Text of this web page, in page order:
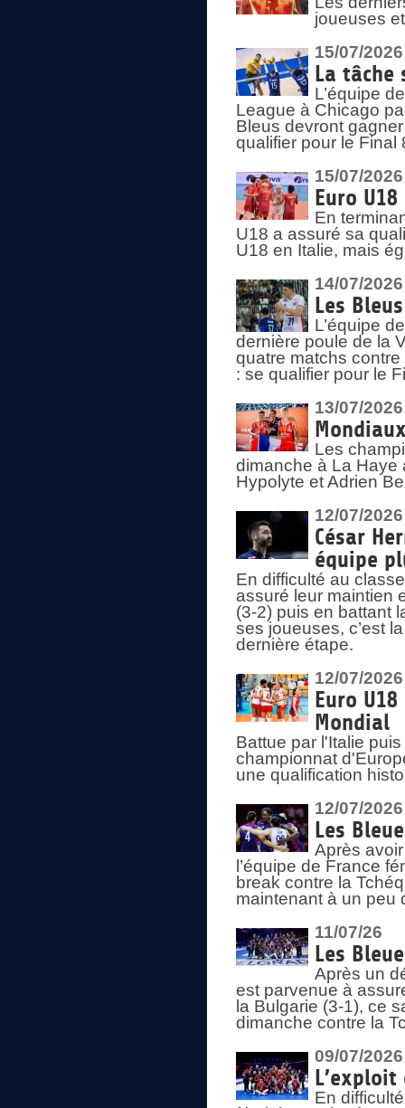
joueuses
15/07/2026
La tâche
L’équipe
League à Chicago
Bleus devront
qualifier pour le Final
15/07/2026
Euro
En
U18 a assuré sa
U18 en Italie, mais
14/07/2026
Les
L’équipe
dernière poule de la
quatre matchs
: se qualifier pour le
13/07/2026
Les
dimanche à La Haye
Hypolyte et Adrien
12/07/2026
César
équipe
En difficulté au
assuré leur maintien
(3-2) puis en battant
ses joueuses, c’est
dernière étape.
12/07/2026
Euro
Mondial
Battue par l'Italie
championnat
une qualification
12/07/2026
Les
Après
l’équipe de France
break contre la
maintenant à un peu
11/07/26
Les
Après un
est parvenue à
la Bulgarie (3-1), ce
dimanche contre la
09/07/2026
En